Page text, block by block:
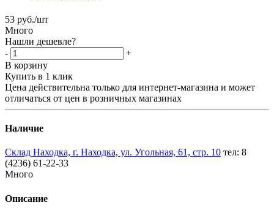
53 руб./шт
Много
Нашли дешевле?
-
+
В корзину
Купить в 1 клик
Цена действительна только для интернет-магазина и может
отличаться от цен в розничных магазинах
Наличие
Склад Находка, г. Находка, ул. Угольная, 61, стр. 10 тел: 8
(4236) 61-22-33
Много
Описание